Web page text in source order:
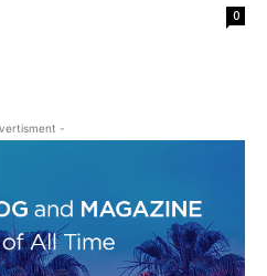
0
-